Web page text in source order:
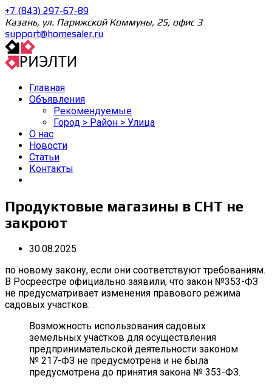
+7 (843) 297-67-89
Казань, ул. Парижской Коммуны, 25, офис 3
support@homesaler.ru
Главная
Объявления
Рекомендуемые
Город > Район > Улица
О нас
Новости
Статьи
Контакты
Продуктовые магазины в СНТ не
закроют
30.08.2025
по новому закону, если они соответствуют требованиям.
В Росреестре официально заявили, что закон №353-ФЗ
не предусматривает изменения правового режима
садовых участков:
Возможность использования садовых
земельных участков для осуществления
предпринимательской деятельности законом
№ 217-ФЗ не предусмотрена и не была
предусмотрена до принятия закона № 353-ФЗ.